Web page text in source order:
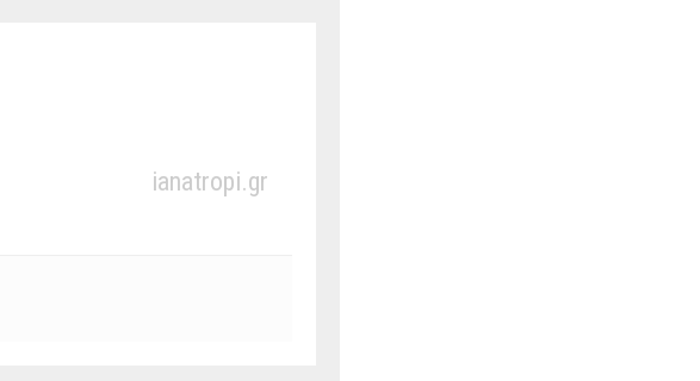
ianatropi.gr